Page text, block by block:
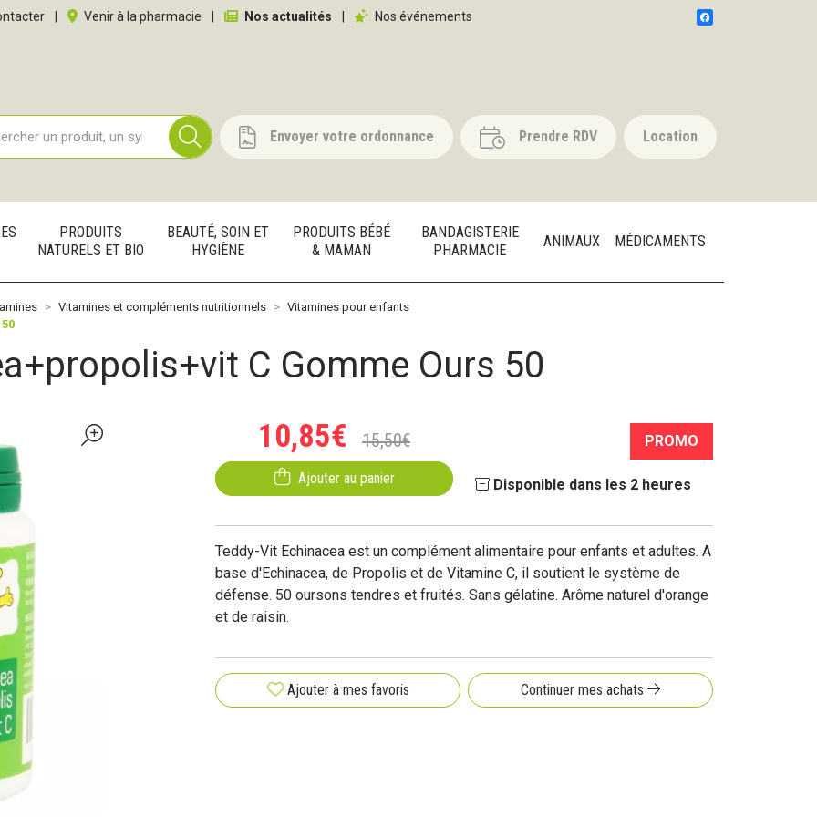
service Venir à la pharmacie Nos actualités Nos événements
Envoyer votre ordonnance Prendre RDV Location
PRODUITS
NATURELS ET BIO
BEAUTÉ, SOIN ET
HYGIÈNE
PRODUITS BÉBÉ
& MAMAN
BANDAGISTERIE
PHARMACIE
ANIMAUX MÉDICAMENTS
Vitamines et compléments nutritionnels
Vitamines pour enfants
C Gomme Ours 50
10,85€ 15,50€
Ajouter au panier
PROMO
Disponible dans les 2 heures
Teddy-Vit Echinacea est un complément alimentaire pour enfants et adultes. A
base d'Echinacea, de Propolis et de Vitamine C, il soutient le système de
défense. 50 oursons tendres et fruités. Sans gélatine. Arôme naturel d'orange
et de raisin.
Ajouter à mes favoris Continuer mes achats